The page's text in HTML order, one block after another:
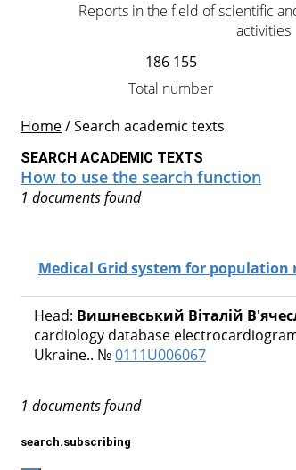
Reports in the field of scientific
activities
186 155
Total number
Home/Search academic texts
SEARCH ACADEMIC TEXTS
How to use the search function
1 documents found
Medical Grid system for
Head: Вишневський Віталій
cardiology database
Ukraine.. №0111U006067
1 documents found
search.subscribing